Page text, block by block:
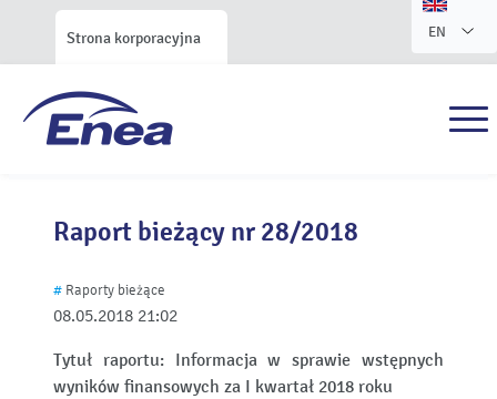
Strona korporacyjna EN
Raport bieżący nr 28/2018
08.05.2018 21:02
# Raporty bieżące
Tytuł raportu: Informacja w sprawie wstępnych
wyników finansowych za I kwartał 2018 roku